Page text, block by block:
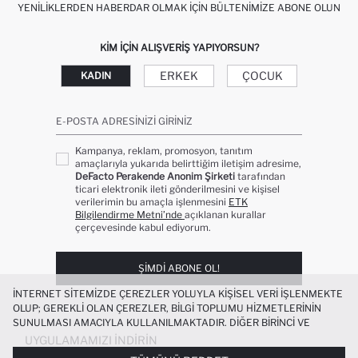
YENILIKLERDEN HABERDAR OLMAK İÇIN BÜLTENIMIZE ABONE OLUN
KIM IÇIN ALIŞVERIŞ YAPIYORSUN?
KADIN ERKEK ÇOCUK
E-POSTA ADRESINIZI GIRINIZ
Kampanya, reklam, promosyon, tanıtım
amaçlarıyla yukarıda belirttiğim iletişim adresime,
DeFacto Perakende Anonim Şirketi tarafından
ticari elektronik ileti gönderilmesini ve kişisel
verilerimin bu amaçla işlenmesini ETK
Bilgilendirme Metni’nde açıklanan kurallar
çerçevesinde kabul ediyorum.
ŞIMDI ABONE OL!
UYGULAMAMIZI İNDIRIN
İNTERNET SITEMIZDE ÇEREZLER YOLUYLA KIŞISEL VERI IŞLENMEKTE
OLUP; GEREKLI OLAN ÇEREZLER, BILGI TOPLUMU HIZMETLERININ
SUNULMASI AMACIYLA KULLANILMAKTADIR. DIĞER BIRINCI VE
ÜÇÜNCÜ TARAF ÇEREZLER ISE SIZE DAHA IYI BIR ALIŞVERIŞ
DENEYIMI SUNULABILMESI, SITEMIZIN DAHA IŞLEVSEL KILINMASI VE